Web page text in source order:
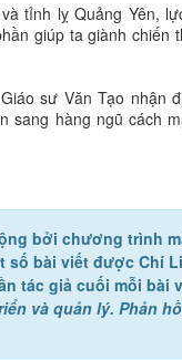
tỉnh lỵ Quảng Yên,
giúp ta giành chiến
sư Văn Tạo nhận
sang hàng ngũ cách
bởi chương trình
số bài viết được Chí
tác giả cuối mỗi bài
và quản lý. Phản